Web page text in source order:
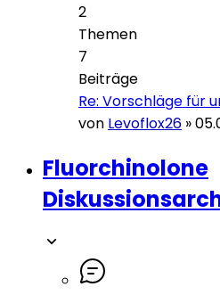
2
Themen
7
Beiträge
Re: Vorschläge für
von Levoflox26 »
Fluorchinolone